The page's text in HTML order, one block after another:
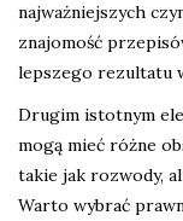
najważniejszych
znajomość
lepszego rezultatu
Drugim istotnym
mogą mieć różne
takie jak rozwody,
Warto wybrać